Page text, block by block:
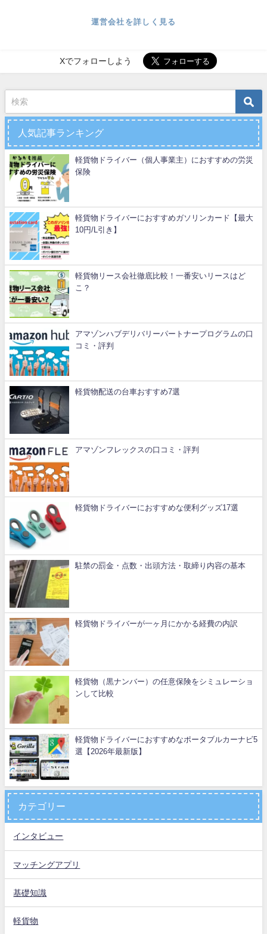
運営会社を詳しく見る
Xでフォローしよう
人気記事ランキング
軽貨物ドライバー（個人事業主）におすすめの労災
保険
軽貨物ドライバーにおすすめガソリンカード【最大
10円/L引き】
軽貨物リース会社徹底比較！一番安いリースはど
こ？
アマゾンハブデリバリーパートナープログラムの口
コミ・評判
軽貨物配送の台車おすすめ7選
アマゾンフレックスの口コミ・評判
軽貨物ドライバーにおすすめな便利グッズ17選
駐禁の罰金・点数・出頭方法・取締り内容の基本
軽貨物ドライバーが一ヶ月にかかる経費の内訳
軽貨物（黒ナンバー）の任意保険をシミュレーショ
ンして比較
軽貨物ドライバーにおすすめなポータブルカーナビ5
選【2026年最新版】
カテゴリー
インタビュー
マッチングアプリ
基礎知識
軽貨物